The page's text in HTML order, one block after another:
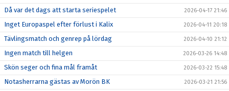
Då var det dags att starta seriespelet 2026-04-17 21:46
Inget Europaspel efter förlust i Kalix 2026-04-11 20:18
Tävlingsmatch och genrep på lördag 2026-04-10 21:12
Ingen match till helgen 2026-03-26 14:48
Skön seger och fina mål framåt 2026-03-22 15:48
Notasherrarna gästas av Morön BK 2026-03-21 21:56